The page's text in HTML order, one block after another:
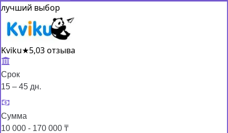
лучший выбор
Kviku★5,03 отзыва
Срок
15 – 45 дн.
Сумма
10 000 - 170 000 ₸